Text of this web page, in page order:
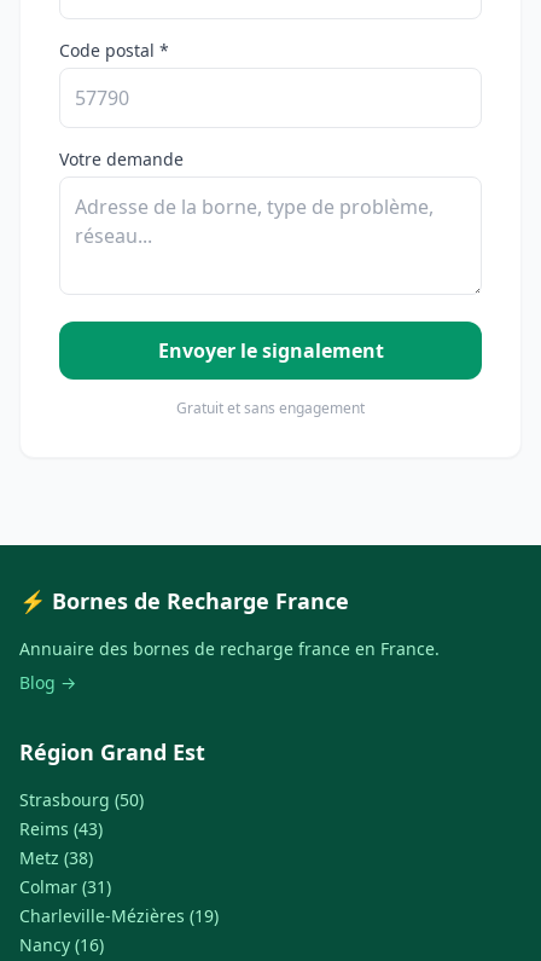
Code postal *
Votre demande
Envoyer le signalement
Gratuit et sans engagement
⚡ Bornes de Recharge France
Annuaire des bornes de recharge france en France.
Blog →
Région Grand Est
Strasbourg (50)
Reims (43)
Metz (38)
Colmar (31)
Charleville-Mézières (19)
Nancy (16)